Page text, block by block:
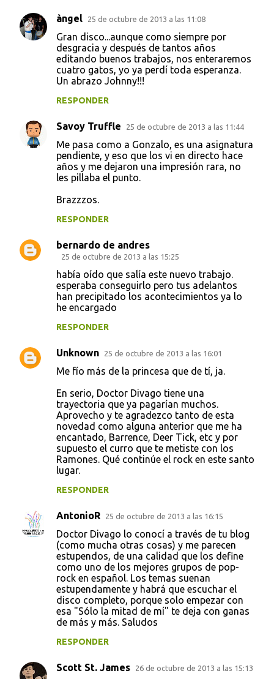
àngel 25 de octubre de 2013 a las 11:08
Gran disco...aunque como siempre por
desgracia y después de tantos años
editando buenos trabajos, nos enteraremos
cuatro gatos, yo ya perdí toda esperanza.
Un abrazo Johnny!!!
RESPONDER
Savoy Truffle 25 de octubre de 2013 a las 11:44
Me pasa como a Gonzalo, es una asignatura
pendiente, y eso que los vi en directo hace
años y me dejaron una impresión rara, no
les pillaba el punto.
Brazzzos.
RESPONDER
bernardo de andres
25 de octubre de 2013 a las 15:25
había oído que salía este nuevo trabajo.
esperaba conseguirlo pero tus adelantos
han precipitado los acontecimientos ya lo
he encargado
RESPONDER
Unknown 25 de octubre de 2013 a las 16:01
Me fío más de la princesa que de tí, ja.
En serio, Doctor Divago tiene una
trayectoria que ya pagarían muchos.
Aprovecho y te agradezco tanto de esta
novedad como alguna anterior que me ha
encantado, Barrence, Deer Tick, etc y por
supuesto el curro que te metiste con los
Ramones. Qué continúe el rock en este santo
lugar.
RESPONDER
AntonioR 25 de octubre de 2013 a las 16:15
Doctor Divago lo conocí a través de tu blog
(como mucha otras cosas) y me parecen
estupendos, de una calidad que los define
como uno de los mejores grupos de pop-
rock en español. Los temas suenan
estupendamente y habrá que escuchar el
disco completo, porque solo empezar con
esa "Sólo la mitad de mí" te deja con ganas
de más y más. Saludos
RESPONDER
Scott St. James 26 de octubre de 2013 a las 15:13